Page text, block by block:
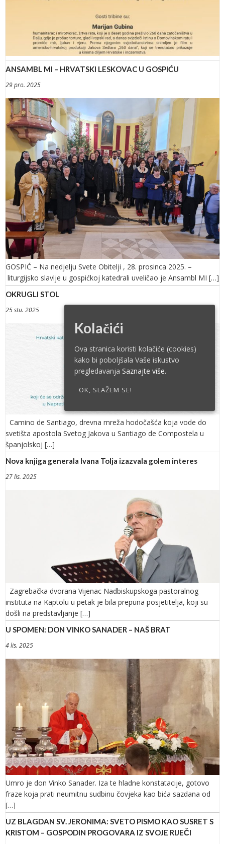
ANSAMBL MI – HRVATSKI LESKOVAC U GOSPIĆU
29 pro. 2025
GOSPIĆ – Na nedjelju Svete Obitelji , 28. prosinca 2025. –
liturgijsko slavlje u gospićkoj katedrali uveličao je Ansambl MI […]
OKRUGLI STOL
25 stu. 2025
Camino de Santiago, drevna mreža hodočašća koja vode do
svetišta apostola Svetog Jakova u Santiago de Compostela u
španjolskoj […]
Nova knjiga generala Ivana Tolja izazvala golem interes
27 lis. 2025
Zagrebačka dvorana Vijenac Nadbiskupskoga pastoralnog
instituta na Kaptolu u petak je bila prepuna posjetitelja, koji su
došli na predstavljanje […]
U SPOMEN: DON VINKO SANADER – NAŠ BRAT
4 lis. 2025
Umro je don Vinko Sanader. Iza te hladne konstatacije, gotovo
fraze koja prati neumitnu sudbinu čovjeka kao bića sazdana od
[…]
UZ BLAGDAN SV. JERONIMA: SVETO PISMO KAO SUSRET S
KRISTOM – GOSPODIN PROGOVARA IZ SVOJE RIJEČI
Kolačići
Ova stranica koristi kolačiće (cookies)
kako bi poboljšala Vaše iskustvo
pregledavanja Saznajte više.
OK, SLAŽEM SE!